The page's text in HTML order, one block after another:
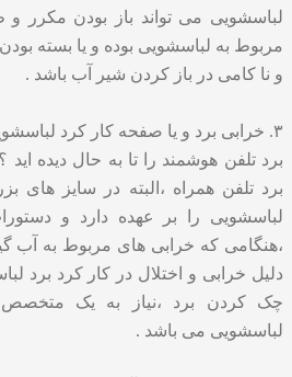
لباسشویی می تواند باز بودن مکرر
مربوط به لباسشویی بوده و یا بسته
و نا کامی در باز کردن شیر آب باشد .
۳. خرابی برد و یا صفحه کار کرد لباسشویی
برد تلفن هوشمند را تا به حال دیده
برد تلفن همراه ،البته در سایز های
لباسشویی را بر عهده دارد و
،هنگامی که خرابی های مربوط به آب
دلیل خرابی و اختلال در کار کرد برد
چک کردن برد ،نیاز به یک
لباسشویی می باشد .